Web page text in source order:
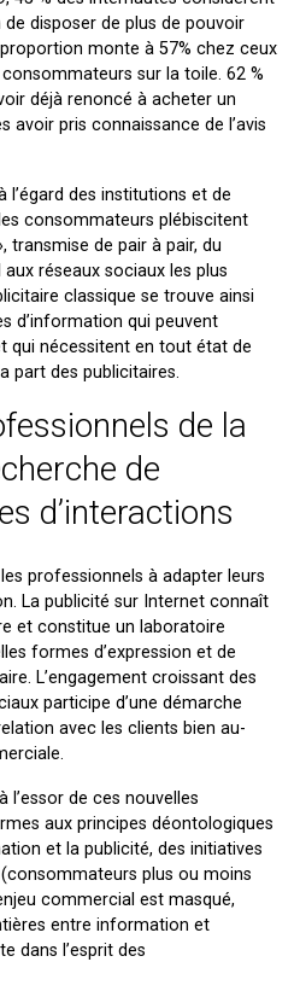
disposer de plus de pouvoir
monte à 57% chez ceux
sur la toile. 62 %
déjà renoncé à acheter un
avoir pris connaissance de l’avis
l’égard des institutions et de
consommateurs plébiscitent
transmise de pair à pair, du
réseaux sociaux les plus
classique se trouve ainsi
d’information qui peuvent
qui nécessitent en tout état de
part des publicitaires.
de la
de
d’interactions
professionnels à adapter leurs
La publicité sur Internet connaît
et constitue un laboratoire
formes d’expression et de
L’engagement croissant des
participe d’une démarche
avec les clients bien au-
l’essor de ces nouvelles
aux principes déontologiques
et la publicité, des initiatives
plus ou moins
commercial est masqué,
entre information et
dans l’esprit des